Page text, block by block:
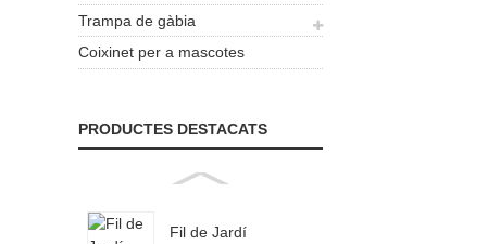
Trampa de gàbia
Coixinet per a mascotes
PRODUCTES DESTACATS
Fil de Jardí